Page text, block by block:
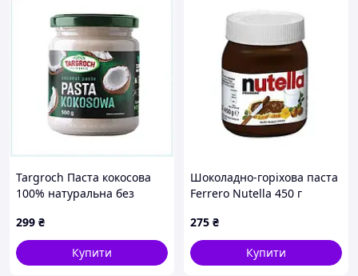
Targroch Паста кокосова
100% натуральна без
299 ₴
Купити
Шоколадно-горіхова паста
Ferrero Nutella 450 г
275 ₴
Купити